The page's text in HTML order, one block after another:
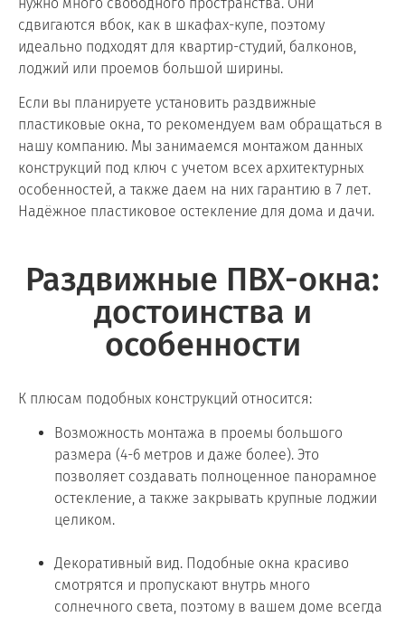
сдвигаются вбок, как в шкафах-купе, поэтому
идеально подходят для квартир-студий, балконов,
лоджий или проемов большой ширины.
Если вы планируете установить раздвижные
пластиковые окна, то рекомендуем вам обращаться в
нашу компанию. Мы занимаемся монтажом данных
конструкций под ключ с учетом всех архитектурных
особенностей, а также даем на них гарантию в 7 лет.
Надёжное пластиковое остекление для дома и дачи.
Раздвижные ПВХ-окна:
достоинства и
особенности
К плюсам подобных конструкций относится:
Возможность монтажа в проемы большого
размера (4-6 метров и даже более). Это
позволяет создавать полноценное панорамное
остекление, а также закрывать крупные лоджии
целиком.
Декоративный вид. Подобные окна красиво
смотрятся и пропускают внутрь много
солнечного света, поэтому в вашем доме всегда